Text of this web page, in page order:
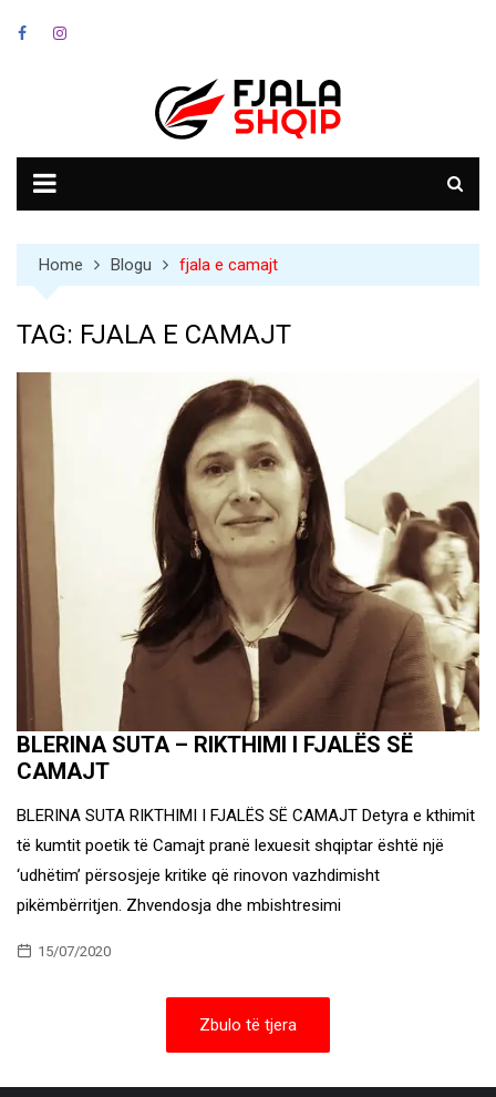
Home Blogu fjala e camajt
TAG: FJALA E CAMAJT
BLERINA SUTA – RIKTHIMI I FJALËS SË
CAMAJT
BLERINA SUTA RIKTHIMI I FJALËS SË CAMAJT Detyra e kthimit
të kumtit poetik të Camajt pranë lexuesit shqiptar është një
‘udhëtim’ përsosjeje kritike që rinovon vazhdimisht
pikëmbërritjen. Zhvendosja dhe mbishtresimi
15/07/2020
Zbulo të tjera